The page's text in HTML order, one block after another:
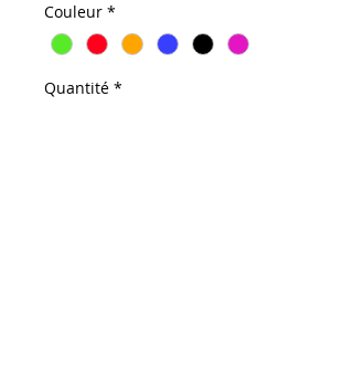
Couleur *
Quantité *